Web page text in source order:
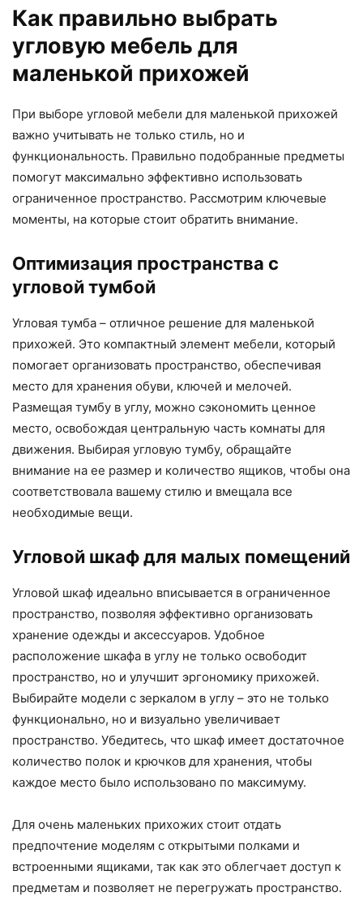
Как правильно выбрать
угловую мебель для
маленькой прихожей
При выборе угловой мебели для маленькой прихожей
важно учитывать не только стиль, но и
функциональность. Правильно подобранные предметы
помогут максимально эффективно использовать
ограниченное пространство. Рассмотрим ключевые
моменты, на которые стоит обратить внимание.
Оптимизация пространства с
угловой тумбой
Угловая тумба – отличное решение для маленькой
прихожей. Это компактный элемент мебели, который
помогает организовать пространство, обеспечивая
место для хранения обуви, ключей и мелочей.
Размещая тумбу в углу, можно сэкономить ценное
место, освобождая центральную часть комнаты для
движения. Выбирая угловую тумбу, обращайте
внимание на ее размер и количество ящиков, чтобы она
соответствовала вашему стилю и вмещала все
необходимые вещи.
Угловой шкаф для малых помещений
Угловой шкаф идеально вписывается в ограниченное
пространство, позволяя эффективно организовать
хранение одежды и аксессуаров. Удобное
расположение шкафа в углу не только освободит
пространство, но и улучшит эргономику прихожей.
Выбирайте модели с зеркалом в углу – это не только
функционально, но и визуально увеличивает
пространство. Убедитесь, что шкаф имеет достаточное
количество полок и крючков для хранения, чтобы
каждое место было использовано по максимуму.
Для очень маленьких прихожих стоит отдать
предпочтение моделям с открытыми полками и
встроенными ящиками, так как это облегчает доступ к
предметам и позволяет не перегружать пространство.